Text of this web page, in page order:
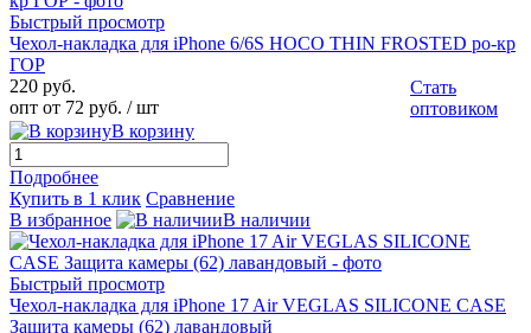
Быстрый просмотр
Чехол-накладка для iPhone 6/6S HOCO THIN FROSTED ро-кр
ГОР
220 руб.
опт от 72 руб. / шт
Стать
оптовиком
В корзину
Подробнее
Купить в 1 клик Сравнение
В избранное
В наличии
Быстрый просмотр
Чехол-накладка для iPhone 17 Air VEGLAS SILICONE CASE
Защита камеры (62) лавандовый